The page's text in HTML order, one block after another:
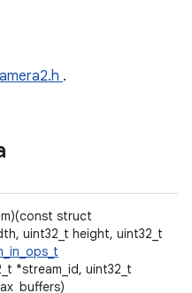
.
struct
uint32_t height, uint32_t
*stream_id, uint32_t